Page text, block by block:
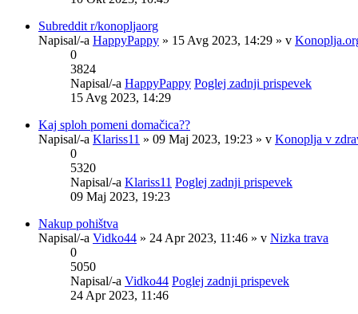
Subreddit r/konopljaorg
Napisal/-a HappyPappy » 15 Avg 2023, 14:29 » v
0
3824
Napisal/-a HappyPappy Poglej zadnji prispevek
15 Avg 2023, 14:29
Kaj sploh pomeni domačica??
Napisal/-a Klariss11 » 09 Maj 2023, 19:23 » v Konoplja v
0
5320
Napisal/-a Klariss11 Poglej zadnji prispevek
09 Maj 2023, 19:23
Nakup pohištva
Napisal/-a Vidko44 » 24 Apr 2023, 11:46 » v Nizka trava
0
5050
Napisal/-a Vidko44 Poglej zadnji prispevek
24 Apr 2023, 11:46